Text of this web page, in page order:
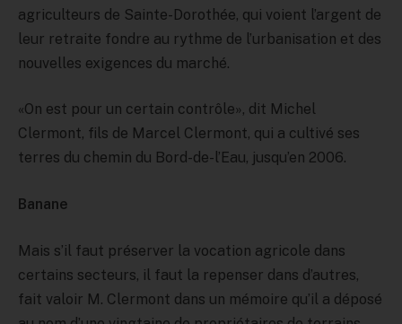
agriculteurs de Sainte-Dorothée, qui voient l’argent de
leur retraite fondre au rythme de l’urbanisation et des
nouvelles exigences du marché.
«On est pour un certain contrôle», dit Michel
Clermont, fils de Marcel Clermont, qui a cultivé ses
terres du chemin du Bord-de-l’Eau, jusqu’en 2006.
Banane
Mais s’il faut préserver la vocation agricole dans
certains secteurs, il faut la repenser dans d’autres,
fait valoir M. Clermont dans un mémoire qu’il a déposé